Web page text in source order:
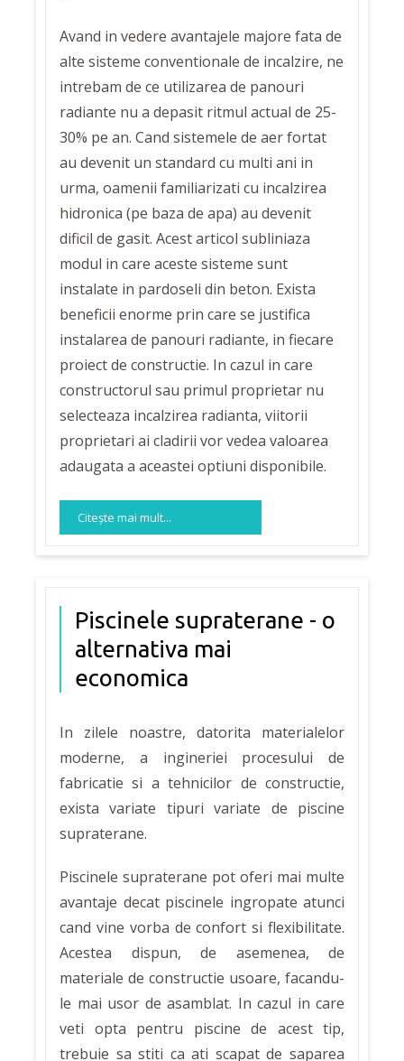
Avand in vedere avantajele majore fata de
alte sisteme conventionale de incalzire, ne
intrebam de ce utilizarea de panouri
radiante nu a depasit ritmul actual de 25-
30% pe an. Cand sistemele de aer fortat
au devenit un standard cu multi ani in
urma, oamenii familiarizati cu incalzirea
hidronica (pe baza de apa) au devenit
dificil de gasit. Acest articol subliniaza
modul in care aceste sisteme sunt
instalate in pardoseli din beton. Exista
beneficii enorme prin care se justifica
instalarea de panouri radiante, in fiecare
proiect de constructie. In cazul in care
constructorul sau primul proprietar nu
selecteaza incalzirea radianta, viitorii
proprietari ai cladirii vor vedea valoarea
adaugata a aceastei optiuni disponibile.
Citeşte mai mult...
Piscinele supraterane - o
alternativa mai
economica
In zilele noastre, datorita materialelor
moderne, a ingineriei procesului de
fabricatie si a tehnicilor de constructie,
exista variate tipuri variate de piscine
supraterane.
Piscinele supraterane pot oferi mai multe
avantaje decat piscinele ingropate atunci
cand vine vorba de confort si flexibilitate.
Acestea dispun, de asemenea, de
materiale de constructie usoare, facandu-
le mai usor de asamblat. In cazul in care
veti opta pentru piscine de acest tip,
trebuie sa stiti ca ati scapat de saparea